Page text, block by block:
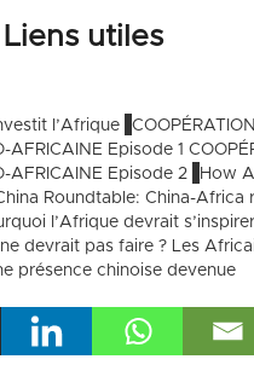
Liens utiles
l’Afrique
COOPÉRATION
AFRICAINE Episode 1
AFRICAINE Episode 2
How
Roundtable: China-Africa
l’Afrique devrait
ne devrait pas faire ?
Les
présence chinoise devenue